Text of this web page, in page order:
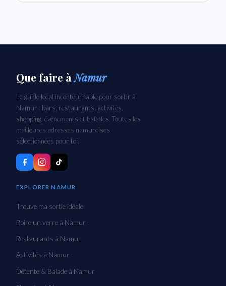
Que faire àNamur
Le guide local incontournable pour sortir à
Namur : bars, restaurants, activités,
shopping, événements et balades. Toutes les
meilleures adresses namuroises
sélectionnées pour toi.
EXPLORER NAMUR
Trouve ma sortie idéale
Boire un verre à Namur
Restaurants à Namur
Activités à Namur
Détente & Balade à Namur